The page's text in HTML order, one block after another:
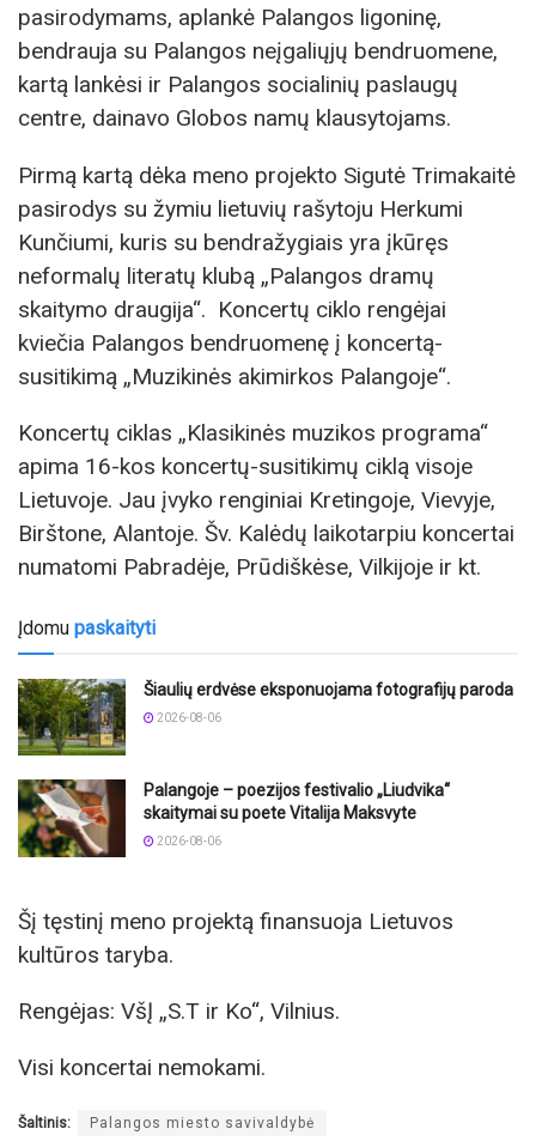
pasirodymams, aplankė Palangos ligoninę,
bendrauja su Palangos neįgaliųjų bendruomene,
kartą lankėsi ir Palangos socialinių paslaugų
centre, dainavo Globos namų klausytojams.
Pirmą kartą dėka meno projekto Sigutė Trimakaitė
pasirodys su žymiu lietuvių rašytoju Herkumi
Kunčiumi, kuris su bendražygiais yra įkūręs
neformalų literatų klubą „Palangos dramų
skaitymo draugija“. Koncertų ciklo rengėjai
kviečia Palangos bendruomenę į koncertą-
susitikimą „Muzikinės akimirkos Palangoje“.
Koncertų ciklas „Klasikinės muzikos programa“
apima 16-kos koncertų-susitikimų ciklą visoje
Lietuvoje. Jau įvyko renginiai Kretingoje, Vievyje,
Birštone, Alantoje. Šv. Kalėdų laikotarpiu koncertai
numatomi Pabradėje, Prūdiškėse, Vilkijoje ir kt.
Įdomu paskaityti
Šiaulių erdvėse eksponuojama fotografijų paroda
2026-08-06
Palangoje – poezijos festivalio „Liudvika“
skaitymai su poete Vitalija Maksvyte
2026-08-06
Šį tęstinį meno projektą finansuoja Lietuvos
kultūros taryba.
Rengėjas: VšĮ „S.T ir Ko“, Vilnius.
Visi koncertai nemokami.
Šaltinis: Palangos miesto savivaldybė